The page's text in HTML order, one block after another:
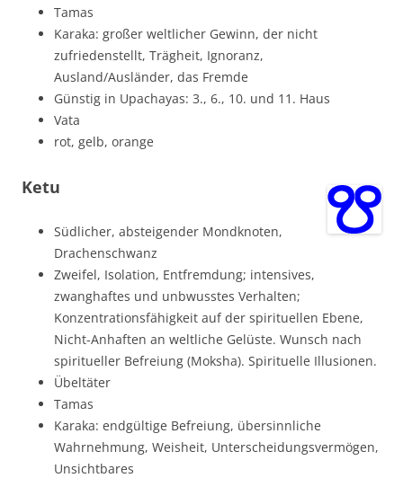
Tamas
Karaka: großer weltlicher Gewinn, der nicht
zufriedenstellt, Trägheit, Ignoranz,
Ausland/Ausländer, das Fremde
Günstig in Upachayas: 3., 6., 10. und 11. Haus
Vata
rot, gelb, orange
Ketu
Südlicher, absteigender Mondknoten,
Drachenschwanz
Zweifel, Isolation, Entfremdung; intensives,
zwanghaftes und unbwusstes Verhalten;
Konzentrationsfähigkeit auf der spirituellen Ebene,
Nicht-Anhaften an weltliche Gelüste. Wunsch nach
spiritueller Befreiung (Moksha). Spirituelle Illusionen.
Übeltäter
Tamas
Karaka: endgültige Befreiung, übersinnliche
Wahrnehmung, Weisheit, Unterscheidungsvermögen,
Unsichtbares